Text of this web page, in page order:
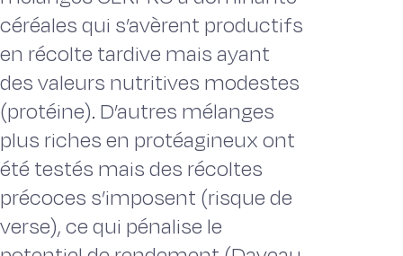
céréales qui s’avèrent productifs
en récolte tardive mais ayant
des valeurs nutritives modestes
(protéine). D’autres mélanges
plus riches en protéagineux ont
été testés mais des récoltes
précoces s’imposent (risque de
verse), ce qui pénalise le